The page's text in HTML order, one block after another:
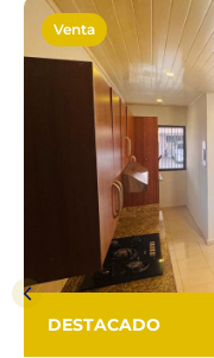
Venta
DESTACADO